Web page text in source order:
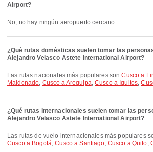
Airport?
No, no hay ningún aeropuerto cercano.
¿Qué rutas domésticas suelen tomar las
Alejandro Velasco Astete International Airport?
Las rutas nacionales más populares sonCusco a
Maldonado, Cusco a Arequipa,Cusco a Iquitos,
¿Qué rutas internacionales suelen tomar las
Alejandro Velasco Astete International Airport?
Las rutas de vuelo internacionales más populares
Cusco a Bogotá,Cusco a Santiago, Cusco a Quito,